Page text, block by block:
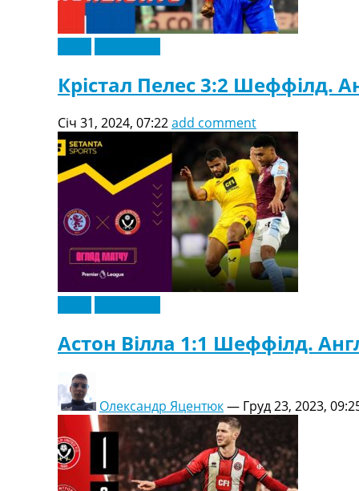
Крістал Пелес 3:2 Шеффілд.
Січ 31, 2024, 07:22add comment
Астон Вілла 1:1 Шеффілд.
Олександр Яцентюк— Груд 23, 2023,